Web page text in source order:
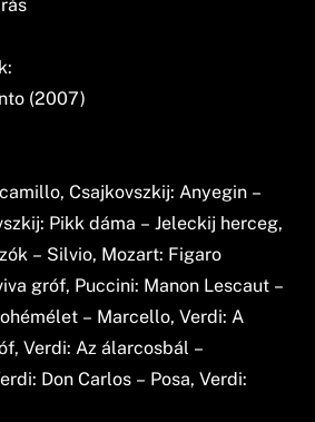
(2007)
Csajkovszkij: Anyegin –
Pikk dáma – Jeleckij herceg,
– Silvio, Mozart: Figaro
gróf, Puccini: Manon Lescaut –
– Marcello, Verdi: A
Verdi: Az álarcosbál –
Don Carlos – Posa, Verdi: